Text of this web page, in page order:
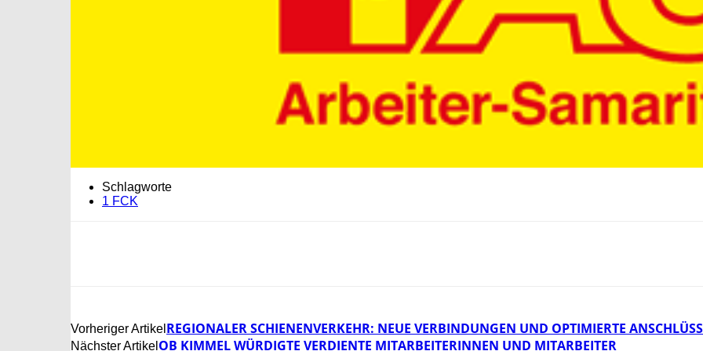
Schlagworte
1 FCK
Vorheriger Artikel REGIONALER SCHIENENVERKEHR: NEUE VERBINDUNGEN UND OPTIMIERTE
Nächster Artikel OB KIMMEL WÜRDIGTE VERDIENTE MITARBEITERINNEN UND MITARBEITER